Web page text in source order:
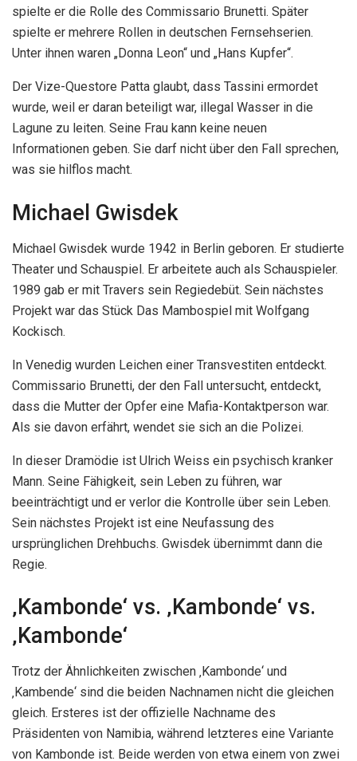
spielte er die Rolle des Commissario Brunetti. Später
spielte er mehrere Rollen in deutschen Fernsehserien.
Unter ihnen waren „Donna Leon“ und „Hans Kupfer“.
Der Vize-Questore Patta glaubt, dass Tassini ermordet
wurde, weil er daran beteiligt war, illegal Wasser in die
Lagune zu leiten. Seine Frau kann keine neuen
Informationen geben. Sie darf nicht über den Fall sprechen,
was sie hilflos macht.
Michael Gwisdek
Michael Gwisdek wurde 1942 in Berlin geboren. Er studierte
Theater und Schauspiel. Er arbeitete auch als Schauspieler.
1989 gab er mit Travers sein Regiedebüt. Sein nächstes
Projekt war das Stück Das Mambospiel mit Wolfgang
Kockisch.
In Venedig wurden Leichen einer Transvestiten entdeckt.
Commissario Brunetti, der den Fall untersucht, entdeckt,
dass die Mutter der Opfer eine Mafia-Kontaktperson war.
Als sie davon erfährt, wendet sie sich an die Polizei.
In dieser Dramödie ist Ulrich Weiss ein psychisch kranker
Mann. Seine Fähigkeit, sein Leben zu führen, war
beeinträchtigt und er verlor die Kontrolle über sein Leben.
Sein nächstes Projekt ist eine Neufassung des
ursprünglichen Drehbuchs. Gwisdek übernimmt dann die
Regie.
‚Kambonde‘ vs. ‚Kambonde‘ vs.
‚Kambonde‘
Trotz der Ähnlichkeiten zwischen ‚Kambonde‘ und
‚Kambende‘ sind die beiden Nachnamen nicht die gleichen
gleich. Ersteres ist der offizielle Nachname des
Präsidenten von Namibia, während letzteres eine Variante
von Kambonde ist. Beide werden von etwa einem von zwei